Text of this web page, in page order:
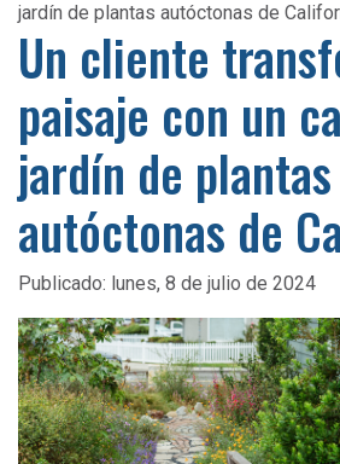
jardín de plantas autóctonas de
Un cliente
paisaje con un
jardín de plantas
autóctonas de
Publicado: lunes, 8 de julio de 2024